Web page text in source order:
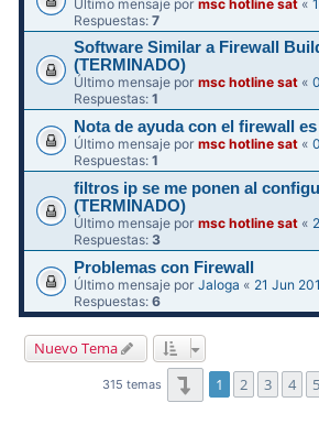
Último mensaje pormsc hotline sat «
Respuestas:7
Software Similar a Firewall
(TERMINADO)
Último mensaje pormsc hotline sat «
Respuestas:1
Nota de ayuda con el firewall
Último mensaje pormsc hotline sat «
Respuestas:1
filtros ip se me ponen al
(TERMINADO)
Último mensaje pormsc hotline sat «
Respuestas: 3
Problemas con Firewall
Último mensaje porJaloga « 21 Jun
Respuestas:6
Nuevo Tema
315 temas Página1 de 11
1 2 3 4 5